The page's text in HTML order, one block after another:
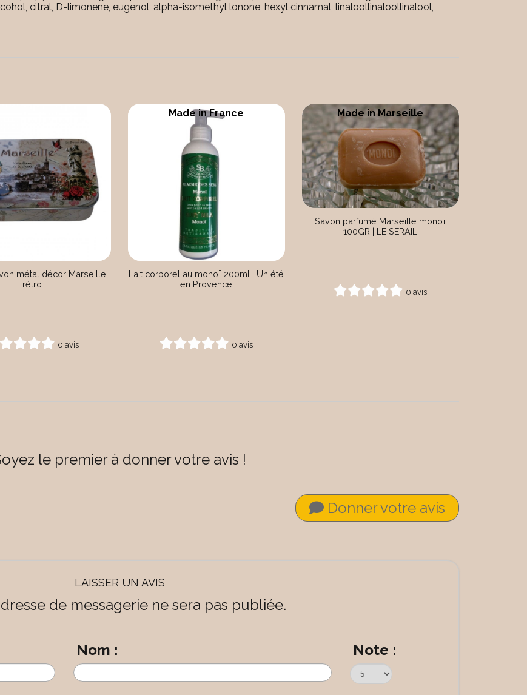
citral, D-limonene, eugenol, alpha-isomethyl lonone, hexyl cinnamal, linaloollinaloollinalool,
métal décor Marseille
rétro
0 avis
Lait corporel au monoï 200ml | Un été
en Provence
0 avis
Made in France
Savon parfumé Marseille monoï
100GR | LE SERAIL
0 avis
Made in Marseille
le premier à donner votre avis !
Donner votre avis
LAISSER UN AVIS
de messagerie ne sera pas publiée.
Nom : Note :